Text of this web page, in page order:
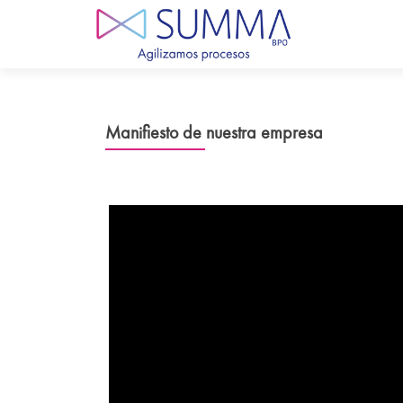
Manifiesto de nuestra empresa